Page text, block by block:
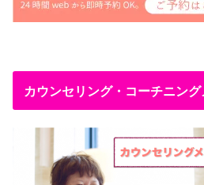
カウンセリング・コーチニン